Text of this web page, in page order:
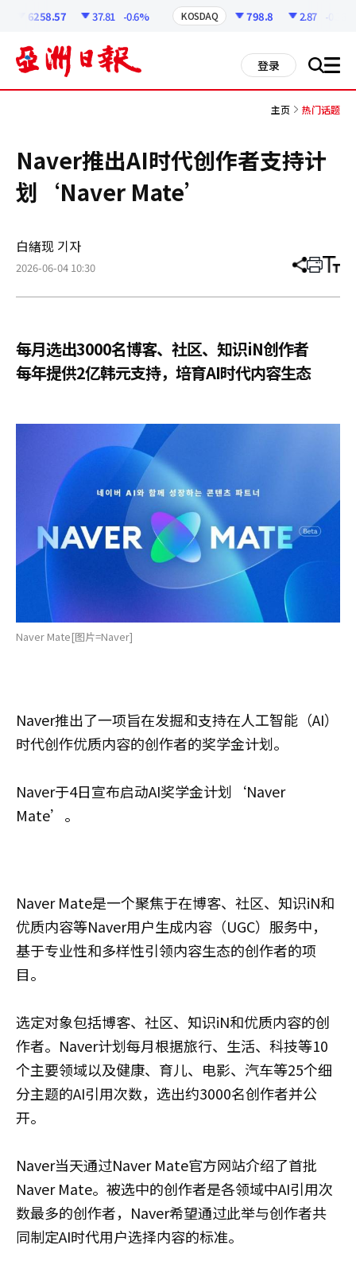
6258.57 37.81 -0.6% KOSDAQ 798.8 2.87 -0.36%
登录 搜 all
主页 热门话题
Naver推出AI时代创作者支持计
划‘Naver Mate’
白緖现 기자
2026-06-04 10:30 分
章
打 调
小
每月选出3000名博客、社区、知识iN创作者
每年提供2亿韩元支持，培育AI时代内容生态
Naver Mate[图片=Naver]
Naver推出了一项旨在发掘和支持在人工智能（AI）
时代创作优质内容的创作者的奖学金计划。
Naver于4日宣布启动AI奖学金计划‘Naver
Mate’。
Naver Mate是一个聚焦于在博客、社区、知识iN和
优质内容等Naver用户生成内容（UGC）服务中，
基于专业性和多样性引领内容生态的创作者的项
目。
选定对象包括博客、社区、知识iN和优质内容的创
作者。Naver计划每月根据旅行、生活、科技等10
个主要领域以及健康、育儿、电影、汽车等25个细
分主题的AI引用次数，选出约3000名创作者并公
开。
Naver当天通过Naver Mate官方网站介绍了首批
Naver Mate。被选中的创作者是各领域中AI引用次
数最多的创作者，Naver希望通过此举与创作者共
同制定AI时代用户选择内容的标准。